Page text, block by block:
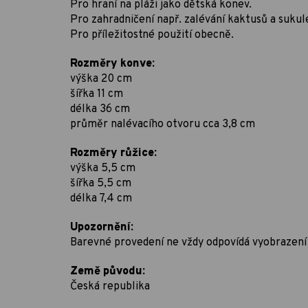
Pro hraní na pláži jako dětská konev.
Pro zahradničení např. zalévání kaktusů a
Pro příležitostné použití obecně.
Rozměry konve:
výška 20 cm
šířka 11 cm
délka 36 cm
průměr nalévacího otvoru cca 3,8 cm
Rozměry růžice:
výška 5,5 cm
šířka 5,5 cm
délka 7,4 cm
Upozornění:
Barevné provedení ne vždy odpovídá vyobrazení
Země původu:
Česká republika